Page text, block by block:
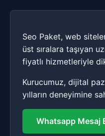
Seo Paket, web
üst sıralara taşıyan
fiyatlı hizmetleriyle
Kurucumuz, dijital
yılların deneyimine
Whatsapp Mesaj